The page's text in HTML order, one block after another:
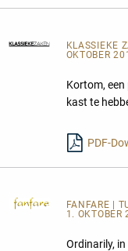
KLASSIEKE
OKTOBER
Kortom,
kast te
PDF-
FANFARE
|
1. OKTOBER
Ordinarily,